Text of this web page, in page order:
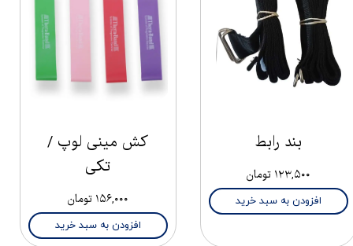
بند رابط
۱۲۳,۵۰۰ تومان
افزودن به سبد خرید
کش مینی لوپ /
تکی
۱۵۶,۰۰۰ تومان
افزودن به سبد خرید